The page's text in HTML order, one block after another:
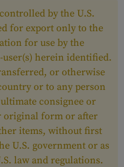
by the U.S.
for export only to the
for use by the
herein identified.
or otherwise
or to any person
consignee or
original form or after
items, without first
U.S. government or as
law and regulations.